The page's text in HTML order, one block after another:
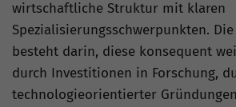
wirtschaftliche Struktur mit klaren
Spezialisierungsschwerpunkten.
besteht darin, diese konsequent
durch Investitionen in Forschung,
technologieorientierter